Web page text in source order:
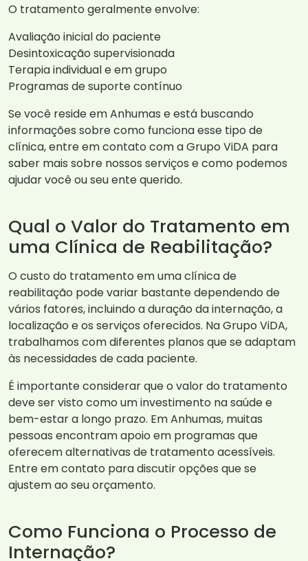
O tratamento geralmente envolve:
Avaliação inicial do paciente
Desintoxicação supervisionada
Terapia individual e em grupo
Programas de suporte contínuo
Se você reside em Anhumas e está buscando
informações sobre como funciona esse tipo de
clínica, entre em contato com a Grupo ViDA para
saber mais sobre nossos serviços e como podemos
ajudar você ou seu ente querido.
Qual o Valor do Tratamento em
uma Clínica de Reabilitação?
O custo do tratamento em uma clínica de
reabilitação pode variar bastante dependendo de
vários fatores, incluindo a duração da internação, a
localização e os serviços oferecidos. Na Grupo ViDA,
trabalhamos com diferentes planos que se adaptam
às necessidades de cada paciente.
É importante considerar que o valor do tratamento
deve ser visto como um investimento na saúde e
bem-estar a longo prazo. Em Anhumas, muitas
pessoas encontram apoio em programas que
oferecem alternativas de tratamento acessíveis.
Entre em contato para discutir opções que se
ajustem ao seu orçamento.
Como Funciona o Processo de
Internação?